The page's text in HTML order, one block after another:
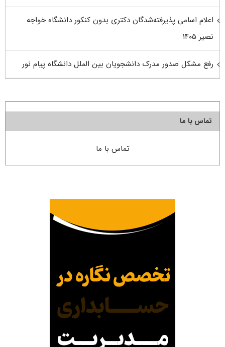
اعلام اسامی پذیرفته‌شدگان دکتری بدون کنکور دانشگاه خواجه
نصیر ۱۴۰۵
رفع مشکل صدور مدرک دانشجویان بین الملل دانشگاه پیام نور
تماس با ما
تماس با ما